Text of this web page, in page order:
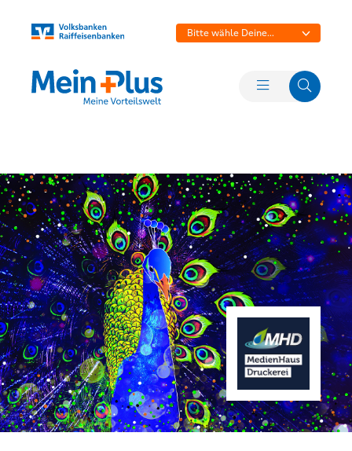
Bitte wähle Deine